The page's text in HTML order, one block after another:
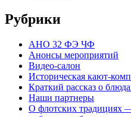
Рубрики
АНО 32 ФЭ ЧФ
Анонсы мероприятий
Видео-салон
Историческая кают-
Краткий рассказ о
Наши партнеры
О флотских традициях